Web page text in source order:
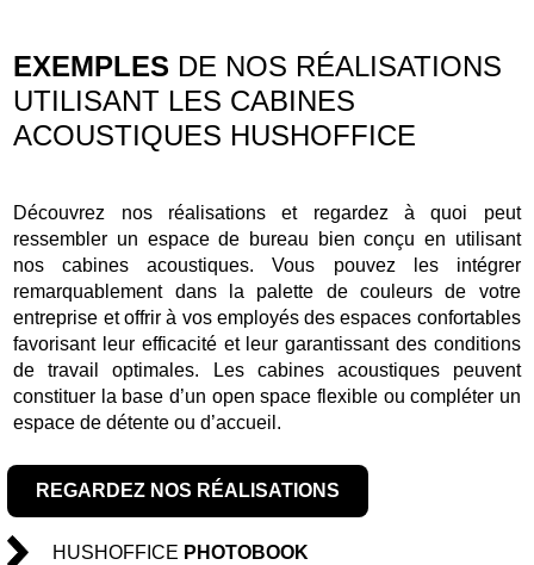
EXEMPLES DE NOS RÉALISATIONS
UTILISANT LES CABINES
ACOUSTIQUES HUSHOFFICE
Découvrez nos réalisations et regardez à quoi peut
ressembler un espace de bureau bien conçu en utilisant
nos cabines acoustiques. Vous pouvez les intégrer
remarquablement dans la palette de couleurs de votre
entreprise et offrir à vos employés des espaces confortables
favorisant leur efficacité et leur garantissant des conditions
de travail optimales. Les cabines acoustiques peuvent
constituer la base d’un open space flexible ou compléter un
espace de détente ou d’accueil.
REGARDEZ NOS RÉALISATIONS
HUSHOFFICE PHOTOBOOK